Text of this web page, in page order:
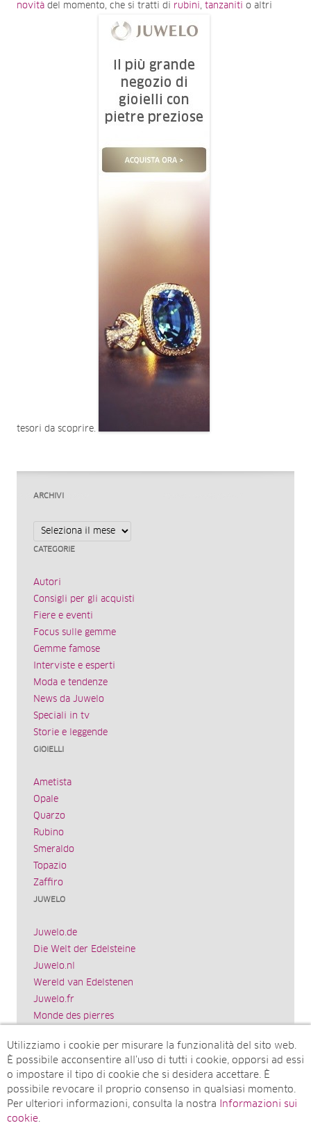
novità del momento, che si tratti di rubini, tanzaniti o altri
tesori da scoprire.
ARCHIVI
Archivi
CATEGORIE
Autori
Consigli per gli acquisti
Fiere e eventi
Focus sulle gemme
Gemme famose
Interviste e esperti
Moda e tendenze
News da Juwelo
Speciali in tv
Storie e leggende
GIOIELLI
Ametista
Opale
Quarzo
Rubino
Smeraldo
Topazio
Zaffiro
JUWELO
Juwelo.de
Die Welt der Edelsteine
Juwelo.nl
Wereld van Edelstenen
Juwelo.fr
Monde des pierres
El mundo de las piedras preciosas
Rocks & Co.
World of Gemstones
Juwelo.com
Ädelstenarnas Värld
Utilizziamo i cookie per misurare la funzionalità del sito web.
È possibile acconsentire all’uso di tutti i cookie, opporsi ad essi
o impostare il tipo di cookie che si desidera accettare. È
possibile revocare il proprio consenso in qualsiasi momento.
Per ulteriori informazioni, consulta la nostra
Informazioni sui
cookie.